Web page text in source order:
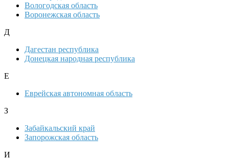
Вологодская область
Воронежская область
Д
Дагестан республика
Донецкая народная республика
Е
Еврейская автономная область
З
Забайкальский край
Запорожская область
И